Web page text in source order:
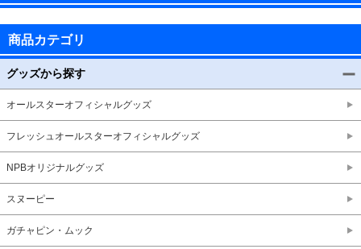
商品カテゴリ
グッズから探す
オールスターオフィシャルグッズ
フレッシュオールスターオフィシャルグッズ
NPBオリジナルグッズ
スヌーピー
ガチャピン・ムック